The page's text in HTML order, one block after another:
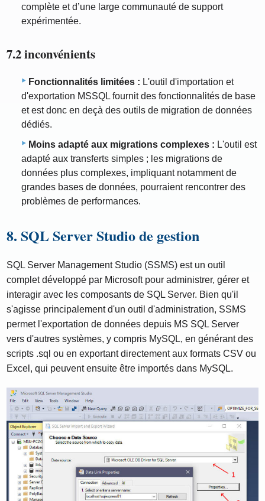
complète et d’une large communauté de support
expérimentée.
7.2 inconvénients
Fonctionnalités limitées : L'outil d'importation et
d'exportation MSSQL fournit des fonctionnalités de base
et est donc en deçà des outils de migration de données
dédiés.
Moins adapté aux migrations complexes : L'outil est
adapté aux transferts simples ; les migrations de
données plus complexes, impliquant notamment de
grandes bases de données, pourraient rencontrer des
problèmes de performances.
8. SQL Server Studio de gestion
SQL Server Management Studio (SSMS) est un outil
complet développé par Microsoft pour administrer, gérer et
interagir avec les composants de SQL Server. Bien qu'il
s'agisse principalement d'un outil d'administration, SSMS
permet l'exportation de données depuis MS SQL Server
vers d'autres systèmes, y compris MySQL, en générant des
scripts .sql ou en exportant directement aux formats CSV ou
Excel, qui peuvent ensuite être importés dans MySQL.